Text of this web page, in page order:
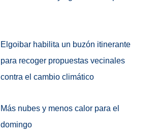
Elgoibar habilita un buzón itinerante
para recoger propuestas vecinales
contra el cambio climático
Más nubes y menos calor para el
domingo